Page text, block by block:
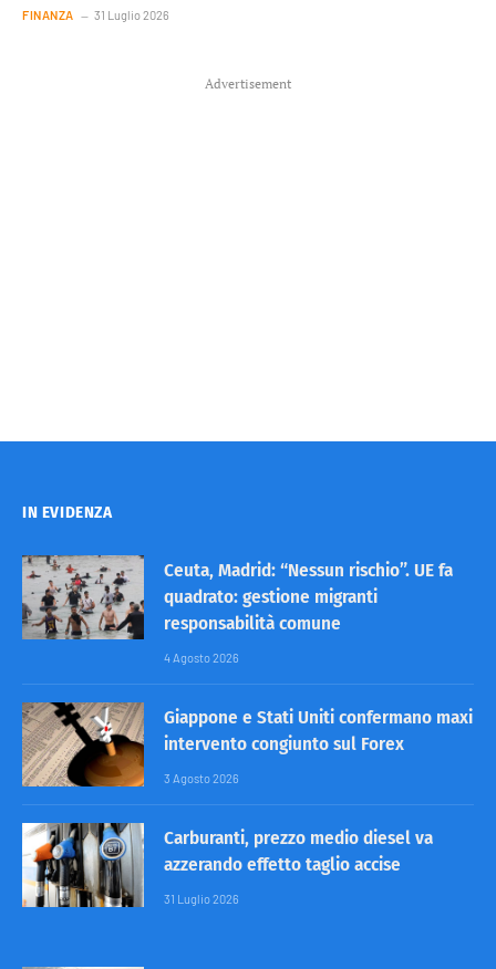
FINANZA 31 Luglio 2026
Advertisement
IN EVIDENZA
Ceuta, Madrid: “Nessun rischio”. UE fa
quadrato: gestione migranti
responsabilità comune
4 Agosto 2026
Giappone e Stati Uniti confermano maxi
intervento congiunto sul Forex
3 Agosto 2026
Carburanti, prezzo medio diesel va
azzerando effetto taglio accise
31 Luglio 2026